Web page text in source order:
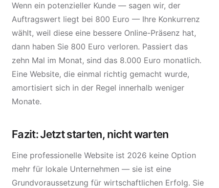
Wenn ein potenzieller Kunde — sagen wir, der
Auftragswert liegt bei 800 Euro — Ihre Konkurrenz
wählt, weil diese eine bessere Online-Präsenz hat,
dann haben Sie 800 Euro verloren. Passiert das
zehn Mal im Monat, sind das 8.000 Euro monatlich.
Eine Website, die einmal richtig gemacht wurde,
amortisiert sich in der Regel innerhalb weniger
Monate.
Fazit: Jetzt starten, nicht warten
Eine professionelle Website ist 2026 keine Option
mehr für lokale Unternehmen — sie ist eine
Grundvoraussetzung für wirtschaftlichen Erfolg. Sie